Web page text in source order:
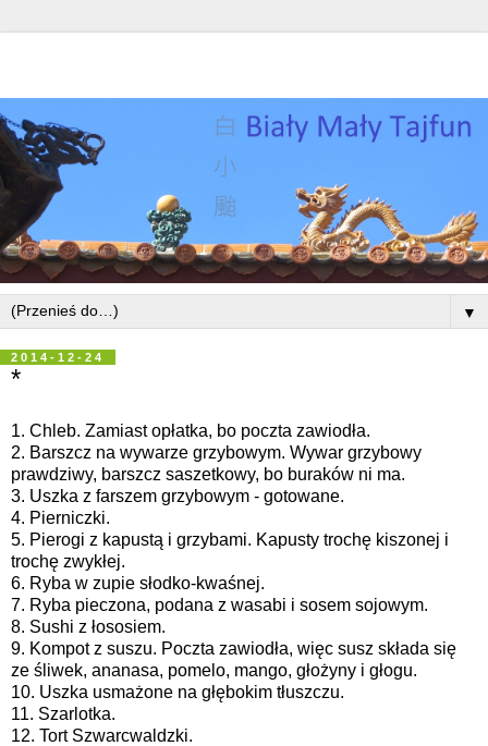
▼
2014-12-24
*
1. Chleb. Zamiast opłatka, bo poczta zawiodła.
2. Barszcz na wywarze grzybowym. Wywar grzybowy
prawdziwy, barszcz saszetkowy, bo buraków ni ma.
3. Uszka z farszem grzybowym - gotowane.
4. Pierniczki.
5. Pierogi z kapustą i grzybami. Kapusty trochę kiszonej i
trochę zwykłej.
6. Ryba w zupie słodko-kwaśnej.
7. Ryba pieczona, podana z wasabi i sosem sojowym.
8. Sushi z łososiem.
9. Kompot z suszu. Poczta zawiodła, więc susz składa się
ze śliwek, ananasa, pomelo, mango, głożyny i głogu.
10. Uszka usmażone na głębokim tłuszczu.
11. Szarlotka.
12. Tort Szwarcwaldzki.